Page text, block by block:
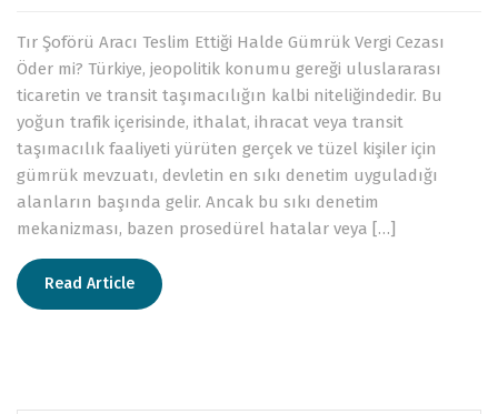
Tır Şoförü Aracı Teslim Ettiği Halde Gümrük Vergi Cezası
Öder mi? Türkiye, jeopolitik konumu gereği uluslararası
ticaretin ve transit taşımacılığın kalbi niteliğindedir. Bu
yoğun trafik içerisinde, ithalat, ihracat veya transit
taşımacılık faaliyeti yürüten gerçek ve tüzel kişiler için
gümrük mevzuatı, devletin en sıkı denetim uyguladığı
alanların başında gelir. Ancak bu sıkı denetim
mekanizması, bazen prosedürel hatalar veya […]
Read Article